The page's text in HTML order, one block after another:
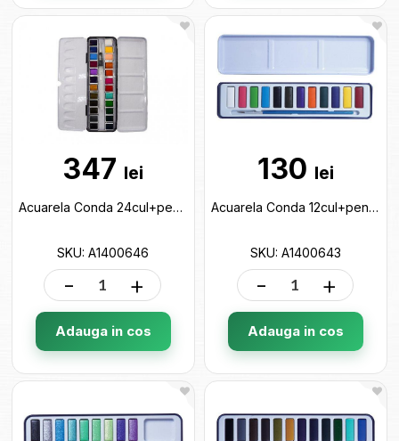
347 lei
Acuarela Conda 24cul+pensula rezervor (cutie metal) A1400646
SKU: A1400646
- +
Adauga in cos
130 lei
Acuarela Conda 12cul+pensula (cutie metal) A1400643
SKU: A1400643
- +
Adauga in cos